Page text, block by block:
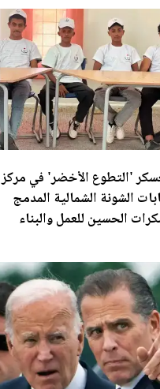
'التطوع الأخضر' في مركز
الشونة الشمالية المدمج
الحسين للعمل والبناء